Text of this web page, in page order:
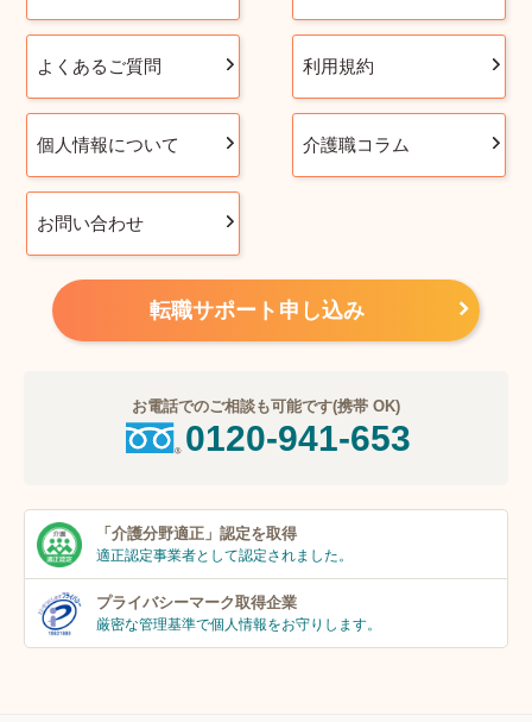
よくあるご質問 利用規約
個人情報について 介護職コラム
お問い合わせ
転職サポート申し込み
お電話でのご相談も可能です(携帯 OK)
0120-941-653
「介護分野適正」 認定を取得
適正認定事業者として認定されました。
プライバシーマーク取得企業
厳密な管理基準で個人情報をお守りします。